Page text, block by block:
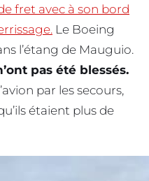
fret avec à son bord
Le Boeing
l’étang de Mauguio.
pas été blessés.
par les secours,
étaient plus de